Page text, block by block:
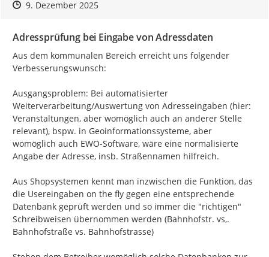
Zeitpunkt des Erstellens
Zeitpunkt des Erstellens
9. Dezember 2025Zur Äußerung
Adressprüfung bei Eingabe von Adressdaten
Aus dem kommunalen Bereich erreicht uns folgender
Verbesserungswunsch:
Ausgangsproblem: Bei automatisierter
Weiterverarbeitung/Auswertung von Adresseingaben (hier:
Veranstaltungen, aber womöglich auch an anderer Stelle
relevant), bspw. in Geoinformationssysteme, aber
womöglich auch EWO-Software, wäre eine normalisierte
Angabe der Adresse, insb. Straßennamen hilfreich.
Aus Shopsystemen kennt man inzwischen die Funktion, das
die Usereingaben on the fly gegen eine entsprechende
Datenbank geprüft werden und so immer die "richtigen"
Schreibweisen übernommen werden (Bahnhofstr. vs,.
Bahnhofstraße vs. Bahnhofstrasse)